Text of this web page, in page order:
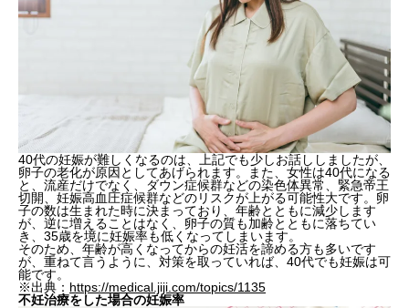
40代の妊娠が難しくなるのは、上記でも少しお話ししましたが、
卵子の老化が原因としてあげられます。また、女性は40代になる
と、流産だけでなく、ダウン症候群などの染色体異常、緊急帝王
切開、妊娠高血圧症候群などのリスクが上がる可能性大です。卵
子の数は生まれた時に決まっており、年齢とともに減少します
が、逆に増えることはなく、卵子の質も加齢とともに落ちてい
き、35歳を境に妊娠率も低くなってしまいます。
そのため、年齢が高くなってからの妊活を諦める方も多いです
が、重ねて言うように、対策を取っていれば、40代でも妊娠は可
能です。
※出典： https://medical.jiji.com/topics/1135
不妊治療をした場合の妊娠率